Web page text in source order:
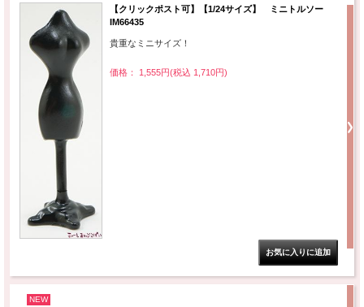
【クリックポスト可】【1/24サイズ】 ミニトルソー
IM66435
貴重なミニサイズ！
価格： 1,555円(税込 1,710円)
NEW